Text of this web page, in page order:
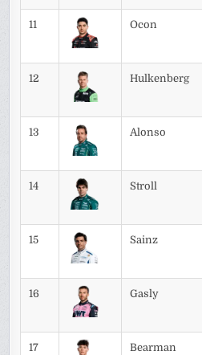
11 Ocon
12 Hulkenberg
13 Alonso
14 Stroll
15 Sainz
16 Gasly
17 Bearman